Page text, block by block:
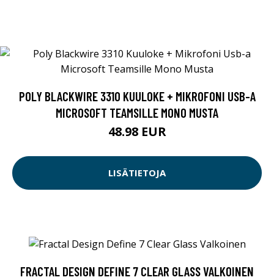
POLY BLACKWIRE 3310 KUULOKE + MIKROFONI USB-A
MICROSOFT TEAMSILLE MONO MUSTA
48.98 EUR
LISÄTIETOJA
FRACTAL DESIGN DEFINE 7 CLEAR GLASS VALKOINEN